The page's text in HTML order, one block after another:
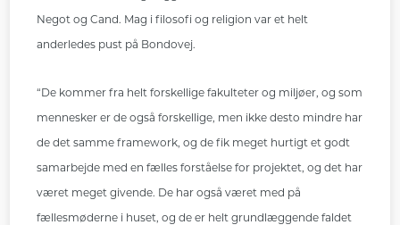
Negot og Cand. Mag i filosofi og religion var et helt
anderledes pust på Bondovej.
“De kommer fra helt forskellige fakulteter og miljøer, og som
mennesker er de også forskellige, men ikke desto mindre har
de det samme framework, og de fik meget hurtigt et godt
samarbejde med en fælles forståelse for projektet, og det har
været meget givende. De har også været med på
fællesmøderne i huset, og de er helt grundlæggende faldet